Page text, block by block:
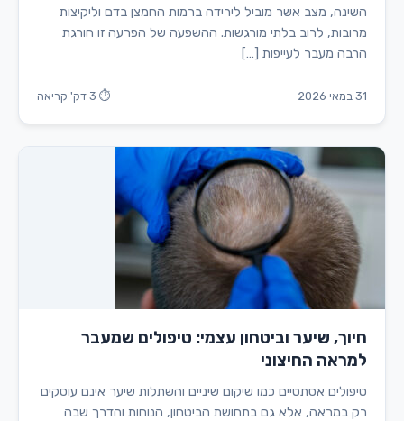
השינה, מצב אשר מוביל לירידה ברמות החמצן בדם וליקיצות
מרובות, לרוב בלתי מורגשות. ההשפעה של הפרעה זו חורגת
הרבה מעבר לעייפות […]
31 במאי 2026 ⏱ 3 דק' קריאה
חיוך, שיער וביטחון עצמי: טיפולים שמעבר
למראה החיצוני
טיפולים אסתטיים כמו שיקום שיניים והשתלות שיער אינם עוסקים
רק במראה, אלא גם בתחושת הביטחון, הנוחות והדרך שבה